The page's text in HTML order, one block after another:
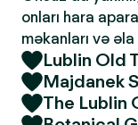
onları hara
məkanları və
Lublin Old
Majdanek
The Lublin